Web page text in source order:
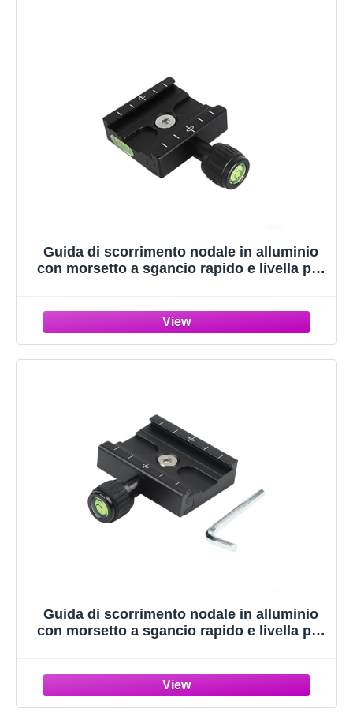
Guida di scorrimento nodale in alluminio
con morsetto a sgancio rapido e livella per
Guida di scorrimento nodale in alluminio
con morsetto a sgancio rapido e livella per